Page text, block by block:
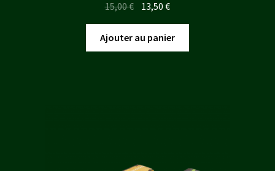
15,00€ Le
prix
initial
était :
13,50€Le
prix
actuel
est :
Ajouter au panier